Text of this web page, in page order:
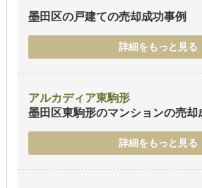
墨田区の戸建ての売却成功事例
詳細をもっと見る
アルカディア東駒形
墨田区東駒形のマンションの売却
詳細をもっと見る